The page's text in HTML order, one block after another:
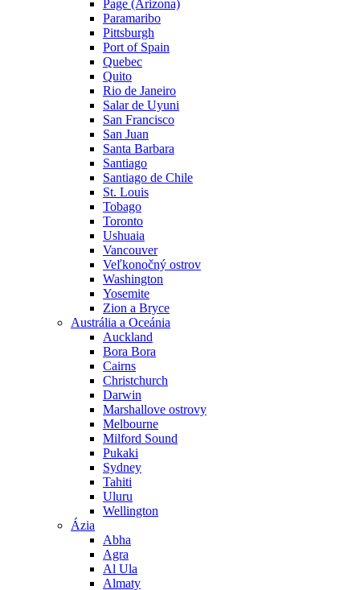
Page (Arizona)
Paramaribo
Pittsburgh
Port of Spain
Quebec
Quito
Rio de Janeiro
Salar de Uyuni
San Francisco
San Juan
Santa Barbara
Santiago
Santiago de Chile
St. Louis
Tobago
Toronto
Ushuaia
Vancouver
Veľkonočný ostrov
Washington
Yosemite
Zion a Bryce
Austrália a Oceánia
Auckland
Bora Bora
Cairns
Christchurch
Darwin
Marshallove ostrovy
Melbourne
Milford Sound
Pukaki
Sydney
Tahiti
Uluru
Wellington
Ázia
Abha
Agra
Al Ula
Almaty